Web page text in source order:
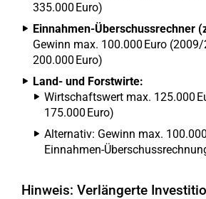
335.000 Euro)
Einnahmen-Überschussrechner
Gewinn max. 100.000 Euro
200.000 Euro)
Land- und Forstwirte:
Wirtschaftswert max. 125.000
175.000 Euro)
Alternativ: Gewinn max.
Einnahmen-
Hinweis: Verlängerte